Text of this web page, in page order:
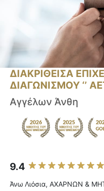
ΔΙΑΚΡΙΘΕΙΣΑ
ΔΙΑΓΩΝΙΣΜΟΥ ‘’
Αγγέλων Άνθη
9.4
Άνω Λιόσια, ΑΧΑΡΝΩΝ &